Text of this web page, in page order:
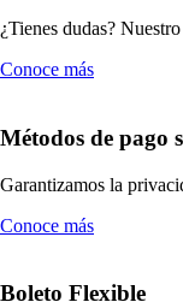
¿Tienes dudas?
Conoce más
Métodos de pago
Garantizamos la
Conoce más
Boleto Flexible